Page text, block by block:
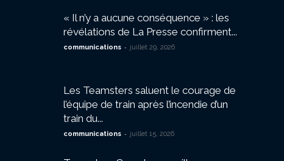
« Il n’y a aucune conséquence » : les
révélations de La Presse confirment...
communications - juillet 29, 2026
Les Teamsters saluent le courage de
l’équipe de train après l’incendie d’un
train du...
communications - juillet 15, 2026